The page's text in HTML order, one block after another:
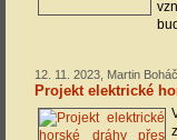
12. 11. 2023, Martin
Projekt elektrické